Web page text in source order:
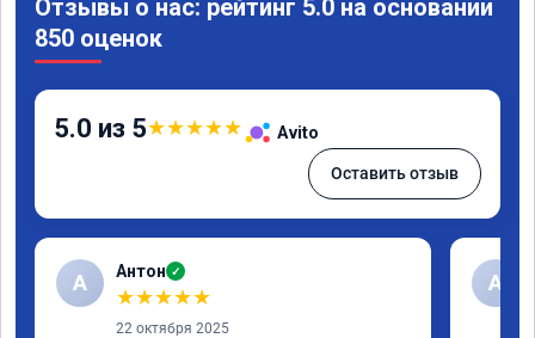
Отзывы о нас: рейтинг 5.0 на основании
850 оценок
5.0 из 5★★★★★ Avito
Оставить отзыв
А Антон ✓
★★★★★
22 октября 2025
A